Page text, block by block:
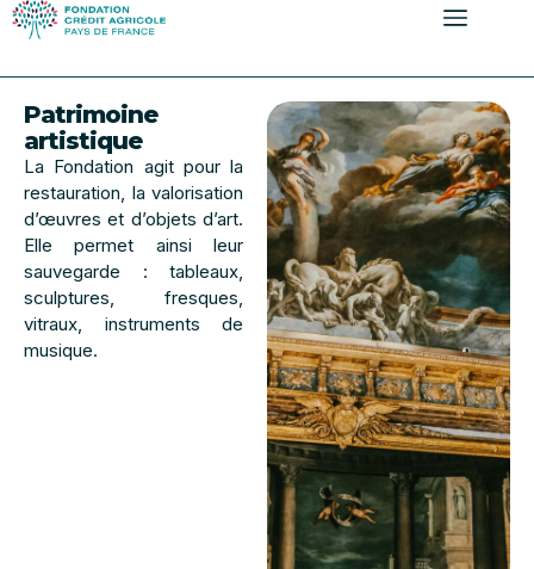
principal
Patrimoine
artistique
La Fondation agit pour la
restauration, la valorisation
d’œuvres et d’objets d’art.
Elle permet ainsi leur
sauvegarde : tableaux,
sculptures, fresques,
vitraux, instruments de
musique.